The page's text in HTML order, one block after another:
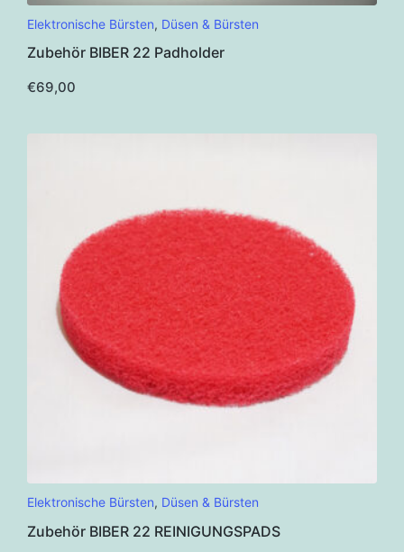
Elektronische Bürsten, Düsen & Bürsten
Zubehör BIBER 22 Padholder
€69,00
Dieses
weist
Elektronische Bürsten, Düsen & Bürsten
Zubehör BIBER 22 REINIGUNGSPADS